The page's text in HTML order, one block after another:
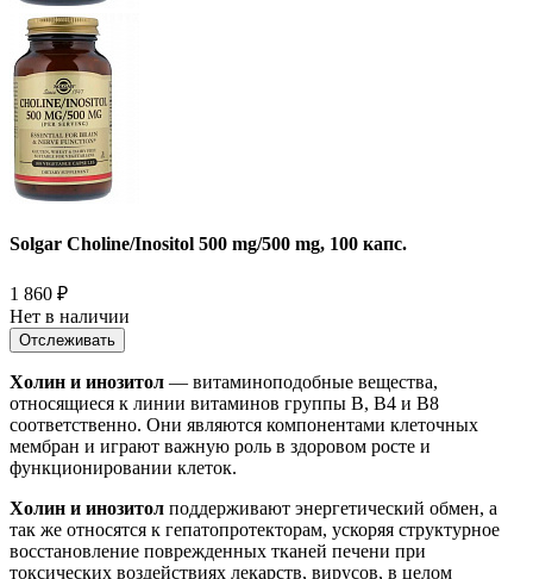
Solgar Choline/Inositol 500 mg/500 mg, 100 капс.
1 860 ₽
Нет в наличии
Отслеживать
Холин и инозитол — витаминоподобные вещества,
относящиеся к линии витаминов группы В, В4 и В8
соответственно. Они являются компонентами клеточных
мембран и играют важную роль в здоровом росте и
функционировании клеток.
Холин и инозитол поддерживают энергетический обмен, а
так же относятся к гепатопротекторам, ускоряя структурное
восстановление поврежденных тканей печени при
токсических воздействиях лекарств, вирусов, в целом